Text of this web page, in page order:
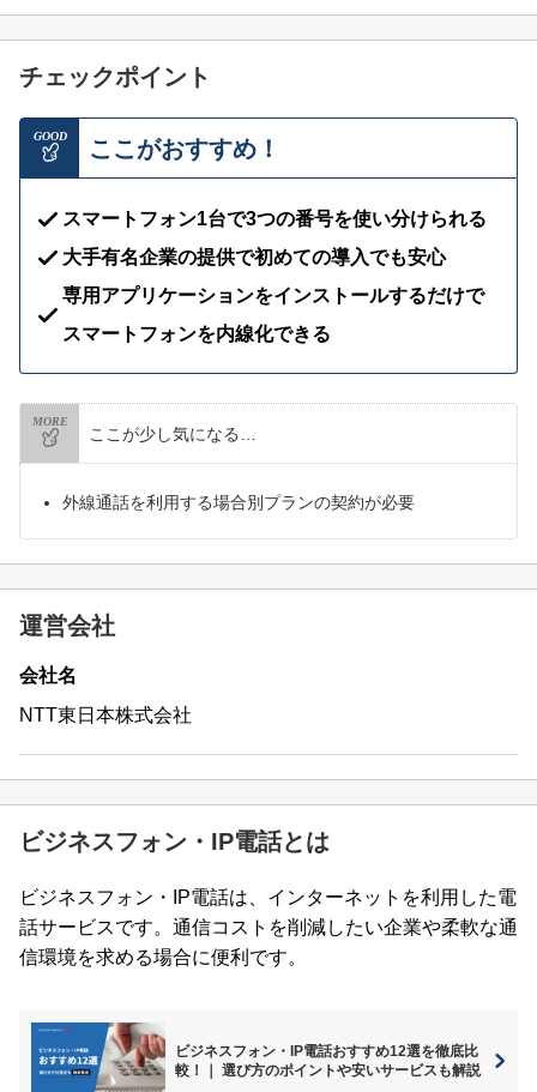
チェックポイント
GOOD ここがおすすめ！
スマートフォン1台で3つの番号を使い分けられる
大手有名企業の提供で初めての導入でも安心
専用アプリケーションをインストールするだけで
スマートフォンを内線化できる
MORE
ここが少し気になる…
外線通話を利用する場合別プランの契約が必要
運営会社
会社名
NTT東日本株式会社
ビジネスフォン・IP電話とは
ビジネスフォン・IP電話は、インターネットを利用した電
話サービスです。通信コストを削減したい企業や柔軟な通
信環境を求める場合に便利です。
ビジネスフォン・IP電話おすすめ12選を徹底比
較！｜ 選び方のポイントや安いサービスも解説